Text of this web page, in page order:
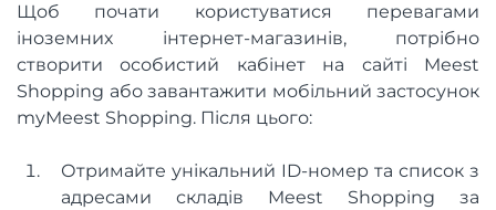
Щоб почати користуватися перевагами
іноземних інтернет-магазинів, потрібно
створити особистий кабінет на сайті Meest
Shopping або завантажити мобільний застосунок
myMeest Shopping. Після цього:
Отримайте унікальний ID-номер та список з
адресами складів Meest Shopping за